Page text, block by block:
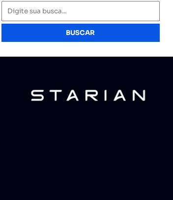
BUSCAR